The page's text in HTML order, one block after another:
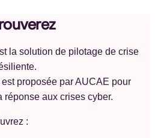
la solution de pilotage de crise
proposée par AUCAE pour
réponse aux crises cyber.
: